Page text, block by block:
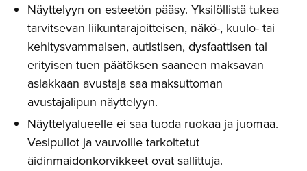
Näyttelyyn on esteetön pääsy. Yksilöllistä tukea
tarvitsevan liikuntarajoitteisen, näkö-, kuulo- tai
kehitysvammaisen, autistisen, dysfaattisen tai
erityisen tuen päätöksen saaneen maksavan
asiakkaan avustaja saa maksuttoman
avustajalipun näyttelyyn.
Näyttelyalueelle ei saa tuoda ruokaa ja juomaa.
Vesipullot ja vauvoille tarkoitetut
äidinmaidonkorvikkeet ovat sallittuja.